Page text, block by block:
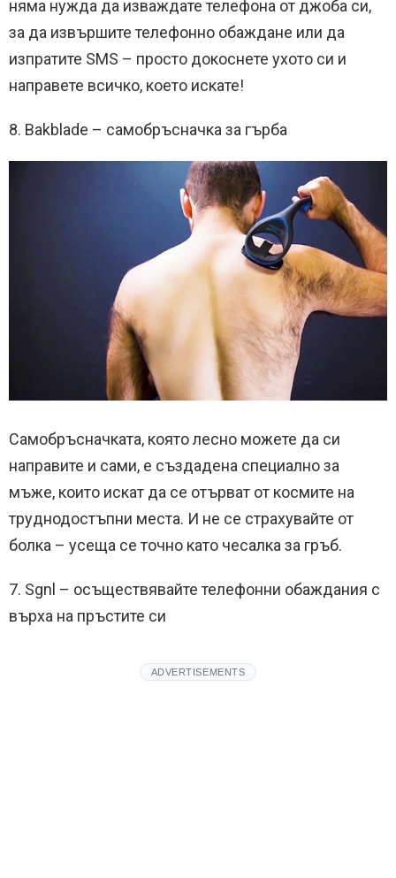
няма нужда да изваждате телефона от джоба си,
за да извършите телефонно обаждане или да
изпратите SMS – просто докоснете ухото си и
направете всичко, което искате!
8. Bakblade – самобръсначка за гърба
Самобръсначката, която лесно можете да си
направите и сами, е създадена специално за
мъже, които искат да се отърват от космите на
труднодостъпни места. И не се страхувайте от
болка – усеща се точно като чесалка за гръб.
7. Sgnl – осъществявайте телефонни обаждания с
върха на пръстите си
ADVERTISEMENTS